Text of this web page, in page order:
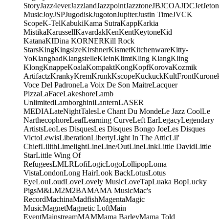
StoryJazz4everJazzlandJazzpointJazztoneJBJCOAJDCJetJeton
MusicJoyJSPJugodiskJugotonJupiterJustin TimeJVCK
ScopeK-TelKabukiKama SutraKappKarkia
MistikaKarussellKavardakKenKentKeytoneKid
KatanaKIDina KORNERKill Rock
StarsKingKingsizeKirshnerKismetKitchenwareKitty-
YoKlangbadKlangstelleKleinKlimtKling KlangKling
KlongKnappeKoalaKompaktKongKopfKorovaKozmik
ArtifactzKrankyKremKrunkKscopeKuckuckKultFront
Voce Del PadroneLa Voix De Son MaitreLacquer
PizzaLaFaceLakeshoreLamb
UnlimitedLamborghiniLanternLASER
MEDIALateNightTalesLe Chant Du MondeLe Jazz CoolLe
NarthecophoreLeafLearning CurveLeft EarLegacyLegendary
ArtistsLeoLes DisquesLes Disques Bongo JoeLes Disques
VictoLewisLiberationLibertyLight In The AtticLil'
ChiefLilithLimelightLineLine/OutLineLinkLittle DavidLittle
StarLittle Wing Of
RefugeesLMLRLofiLogicLogoLollipopLoma
VistaLondonLong HairLook BackLotusLotus
EyeLouLoudLoveLovely MusicLoveTapLuaka BopLucky
PigsM&LM2M2BAMAMA MusicMac's
RecordMachinaMadfishMagentaMagic
MusicMagnetMagnetic LoftMain
EventMainstreamMAMMama BarleyMama Told